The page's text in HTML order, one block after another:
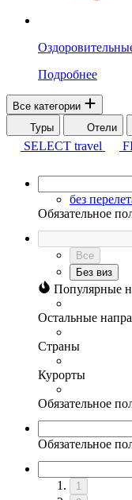
Подробнее
Все категории
Туры
Отели
SELECT travel
без
Обязательное
Все
Без виз
Популярные
Остальные
Страны
Курорты
Обязательное
Обязательное
1